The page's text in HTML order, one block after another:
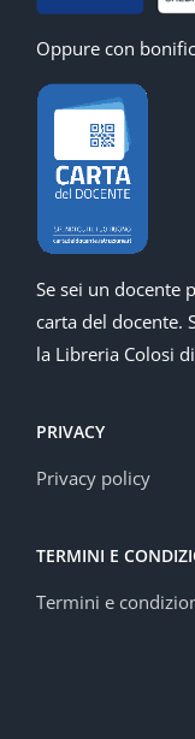
Oppure con
Se sei un docente
carta del docente.
la Libreria Colosi
PRIVACY
Privacy policy
TERMINI E
Termini e